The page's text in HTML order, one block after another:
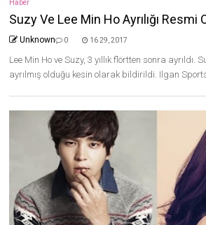
Haber
Suzy Ve Lee Min Ho Ayrılığı Resmi
Unknown 0 16 29, 2017
Lee Min Ho ve Suzy, 3 yıllık flörtten sonra ayrıldı.
ayrılmış olduğu kesin olarak bildirildi. Ilgan